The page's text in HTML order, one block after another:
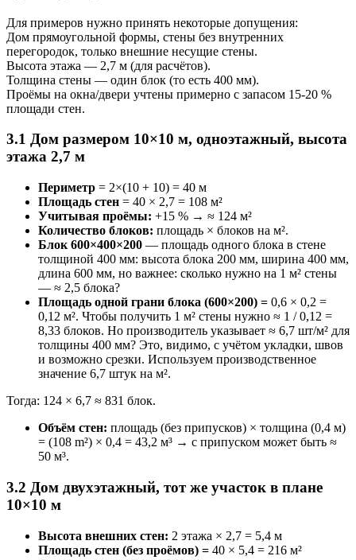
Для примеров нужно принять некоторые допущения:
Дом прямоугольной формы, стены без внутренних
перегородок, только внешние несущие стены.
Высота этажа — 2,7 м (для расчётов).
Толщина стены — один блок (то есть 400 мм).
Проёмы на окна/двери учтены примерно с запасом 15‑20 %
площади стен.
3.1 Дом размером 10×10 м, одноэтажный, высота
этажа 2,7 м
Периметр = 2×(10 + 10) = 40 м
Площадь стен = 40 × 2,7 = 108 м²
Учитывая проёмы: +15 % → ≈ 124 м²
Количество блоков: площадь × блоков на м².
Блок 600×400×200 — площадь одного блока в стене
толщиной 400 мм: высота блока 200 мм, ширина 400 мм,
длина 600 мм, но важнее: сколько нужно на 1 м² стены
— ≈ 2,5 блока?
Площадь одной грани блока (600×200) = 0,6 × 0,2 =
0,12 м². Чтобы получить 1 м² стены нужно ≈ 1 / 0,12 =
8,33 блоков. Но производитель указывает ≈ 6,7 шт/м² для
толщины 400 мм? Это, видимо, с учётом укладки, швов
и возможно срезки. Используем производственное
значение 6,7 штук на м².
Тогда: 124 × 6,7 ≈ 831 блок.
Объём стен: площадь (без припусков) × толщина (0,4 м)
= (108 m²) × 0,4 = 43,2 м³ → с припуском может быть ≈
50 м³.
3.2 Дом двухэтажный, тот же участок в плане
10×10 м
Высота внешних стен: 2 этажа × 2,7 = 5,4 м
Площадь стен (без проёмов) = 40 × 5,4 = 216 м²